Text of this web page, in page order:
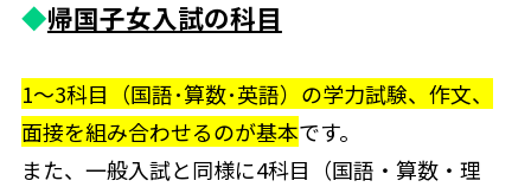
◆帰国子女入試の科目
1～3科目（国語･算数･英語）の学力試験、作文、
面接を組み合わせるのが基本です。
また、一般入試と同様に4科目（国語・算数・理